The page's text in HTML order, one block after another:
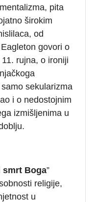
pita
širokim
od
govori o
rujna, o ironiji
sekularizma
i o nedostojnim
izmišljenima u
smrt Boga”
religije,
u